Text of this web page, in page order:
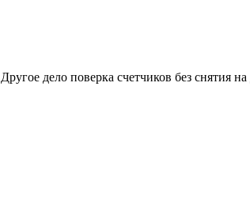
Другое дело поверка счетчиков без снятия на